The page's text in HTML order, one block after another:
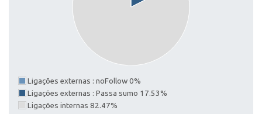
Ligações externas : noFollow 0%
Ligações externas : Passa sumo 17.53%
Ligações internas 82.47%